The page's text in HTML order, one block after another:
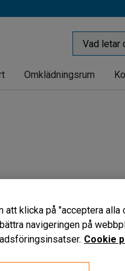
Omklädningsrum
att klicka på "acceptera
navigeringen på
Cookie